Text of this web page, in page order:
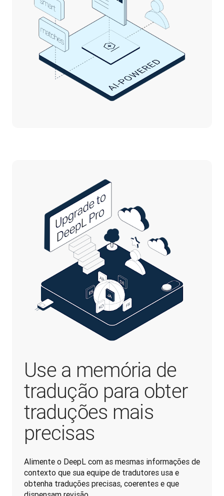
Use a memória de
tradução para obter
traduções mais
precisas
Alimente o DeepL com as mesmas informações de
contexto que sua equipe de tradutores usa e
obtenha traduções precisas, coerentes e que